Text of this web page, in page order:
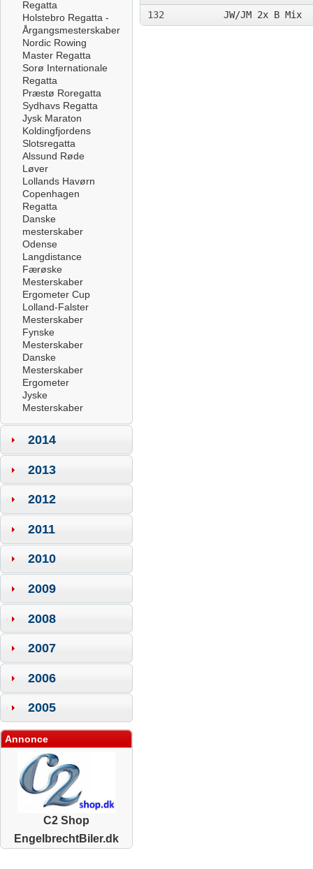
Regatta
Holstebro Regatta -
Årgangsmesterskaber
Nordic Rowing
Master Regatta
Sorø Internationale
Regatta
Præstø Roregatta
Sydhavs Regatta
Jysk Maraton
Koldingfjordens
Slotsregatta
Alssund Røde
Løver
Lollands Havørn
Copenhagen
Regatta
Danske
mesterskaber
Odense
Langdistance
Færøske
Mesterskaber
Ergometer Cup
Lolland-Falster
Mesterskaber
Fynske
Mesterskaber
Danske
Mesterskaber
Ergometer
Jyske
Mesterskaber
2014
2013
2012
2011
2010
2009
2008
2007
2006
2005
Annonce
C2 Shop
EngelbrechtBiler.dk
132
JW/JM 2x B Mix